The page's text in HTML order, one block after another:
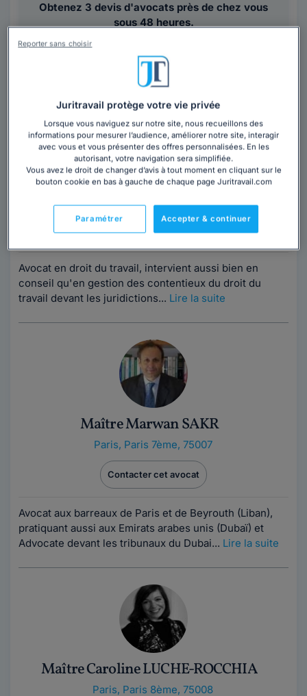
Obtenez 3 devis d'avocats près de chez vous
sous 48 heures.
Trouver un avocat
Maître Patrick BRABANT
Contacter cet avocat
Avocat en droit du travail, intervient aussi bien en
conseil qu'en gestion des contentieux du droit du
travail devant les juridictions... Lire la suite
Maître Marwan SAKR
Paris, Paris 7ème, 75007
Contacter cet avocat
Avocat aux barreaux de Paris et de Beyrouth (Liban),
pratiquant aussi aux Emirats arabes unis (Dubaï) et
Advocate devant les tribunaux du Dubai... Lire la suite
Maître Caroline LUCHE-ROCCHIA
Paris, Paris 8ème, 75008
Juritravail protège votre vie privée
Lorsque vous naviguez sur notre site, nous recueillons des
informations pour mesurer l’audience, améliorer notre site, interagir
avec vous et vous présenter des offres personnalisées. En les
autorisant, votre navigation sera simplifiée.
Vous avez le droit de changer d’avis à tout moment en cliquant sur le
bouton cookie en bas à gauche de chaque page Juritravail.com
Accepter & continuer
Paramétrer
Reporter sans choisir